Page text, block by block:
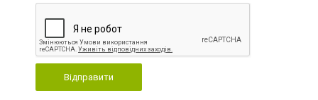
Відправити